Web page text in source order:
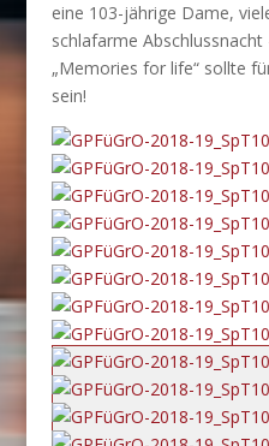
eine 103-jährige Dame,
schlafarme
„Memories for life“ sollte
sein!